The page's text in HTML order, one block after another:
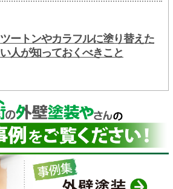
ツートンやカラフルに塗り替えた
い人が知っておくべきこと